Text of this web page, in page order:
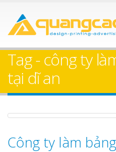
Tag - công ty
tại dĩ an
Công ty làm
Làm bảng hiệu gỗ
Bảng gỗ treo cửa